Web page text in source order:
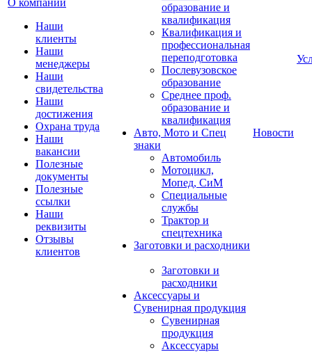
О компании
Наши
клиенты
Наши
менеджеры
Наши
свидетельства
Наши
достижения
Охрана труда
Наши
вакансии
Полезные
документы
Полезные
ссылки
Наши
реквизиты
Отзывы
клиентов
образование и
квалификация
Квалификация и
профессиональная
переподготовка
Послевузовское
образование
Среднее проф.
образование и
квалификация
Авто, Мото и Спец
знаки
Автомобиль
Мотоцикл,
Мопед, СиМ
Специальные
службы
Трактор и
спецтехника
Заготовки и расходники
Заготовки и
расходники
Аксессуары и
Сувенирная продукция
Сувенирная
продукция
Аксессуары
Новости